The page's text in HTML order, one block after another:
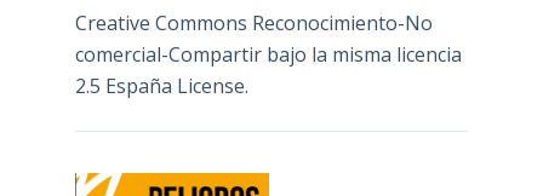
Creative Commons Reconocimiento-No
comercial-Compartir bajo la misma licencia
2.5 España License.